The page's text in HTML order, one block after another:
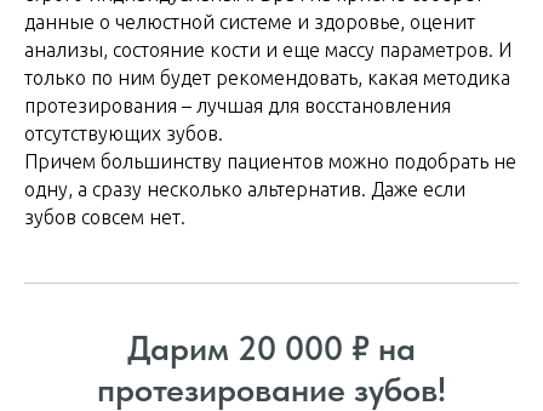
данные о челюстной системе и здоровье, оценит
анализы, состояние кости и еще массу параметров. И
только по ним будет рекомендовать, какая методика
протезирования – лучшая для восстановления
отсутствующих зубов.
Причем большинству пациентов можно подобрать не
одну, а сразу несколько альтернатив. Даже если
зубов совсем нет.
Дарим 20 000 ₽ на
протезирование зубов!